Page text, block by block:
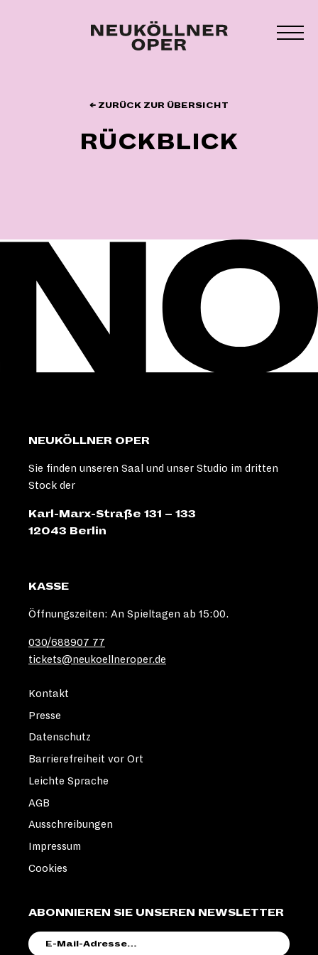
← ZURÜCK ZUR ÜBERSICHT
RÜCKBLICK
NEUKÖLLNER OPER
Sie finden unseren Saal und unser Studio im dritten
Stock der
Karl-Marx-Straße 131 – 133
12043 Berlin
KASSE
Öffnungszeiten: An Spieltagen ab 15:00.
030/688907 77
tickets@neukoellneroper.de
ABONNIEREN SIE UNSEREN NEWSLETTER
MAIL-
Kontakt
Presse
Datenschutz
Barrierefreiheit vor Ort
Leichte Sprache
AGB
Ausschreibungen
Impressum
Cookies